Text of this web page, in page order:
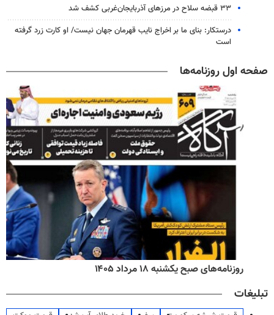
۳۳ قبضه سلاح در مرزهای آذربایجان‌غربی کشف شد
درستکار: بنای ما بر اخراج نایب قهرمان جهان نیست/ او کارت زرد گرفته
است
صفحه اول روزنامه‌ها
روزنامه‌های صبح یکشنبه ۱۸ مرداد ۱۴۰۵
تبلیغات